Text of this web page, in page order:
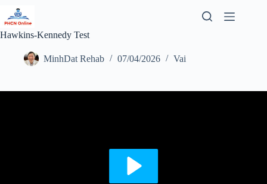
đến
phần
nội
Hawkins-Kennedy Test
MinhDat Rehab 07/04/2026 Vai